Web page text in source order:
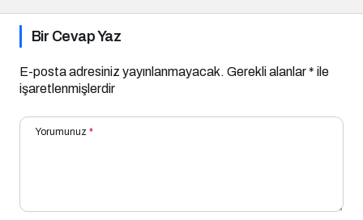
Bir Cevap Yaz
E-posta adresiniz yayınlanmayacak. Gerekli alanlar* ile
işaretlenmişlerdir
Yorumunuz *